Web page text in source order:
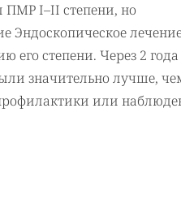
ПМР I–II степени, но
Эндоскопическое
степени. Через 2 года
значительно лучше,
или